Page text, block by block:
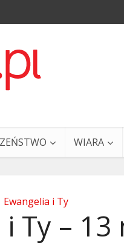
WIARA
Ewangelia i Ty
Ty – 13